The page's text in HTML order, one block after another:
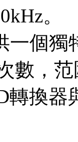
。
一個獨
數，
轉換器